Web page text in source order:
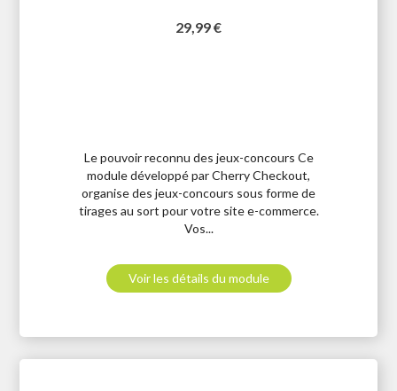
Prix
29,99 €
Le pouvoir reconnu des jeux-concours Ce
module développé par Cherry Checkout,
organise des jeux-concours sous forme de
tirages au sort pour votre site e-commerce.
Vos...
Voir les détails du module